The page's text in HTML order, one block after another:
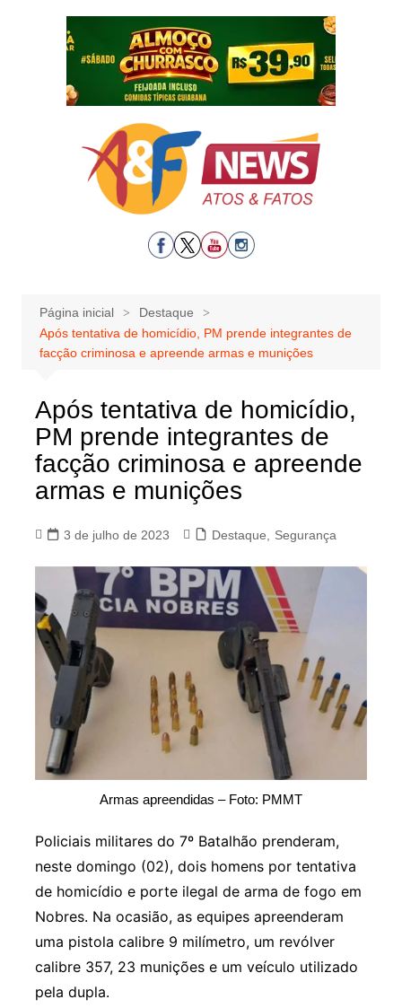
Página inicial
Destaque
Após tentativa de homicídio, PM prende integrantes de
facção criminosa e apreende armas e munições
Após tentativa de homicídio,
PM prende integrantes de
facção criminosa e apreende
armas e munições
3 de julho de 2023 Destaque Segurança
Armas apreendidas – Foto: PMMT
Policiais militares do 7º Batalhão prenderam,
neste domingo (02), dois homens por tentativa
de homicídio e porte ilegal de arma de fogo em
Nobres. Na ocasião, as equipes apreenderam
uma pistola calibre 9 milímetro, um revólver
calibre 357, 23 munições e um veículo utilizado
pela dupla.